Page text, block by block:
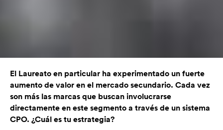
El Laureato en particular ha experimentado un fuerte
aumento de valor en el mercado secundario. Cada vez
son más las marcas que buscan involucrarse
directamente en este segmento a través de un sistema
CPO. ¿Cuál es tu estrategia?